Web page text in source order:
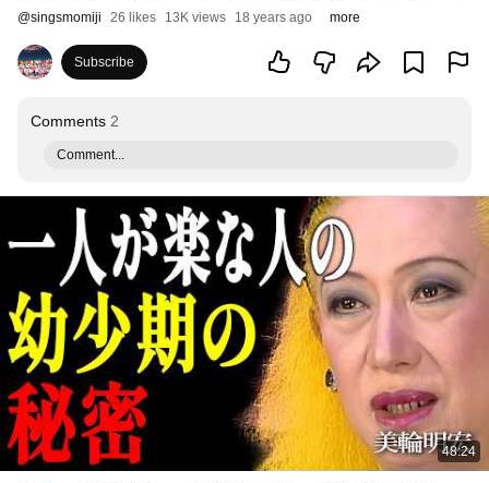
@singsmomiji 26 likes 13K views 18 years ago more
Subscribe
Comments 2
Comment...
48:24